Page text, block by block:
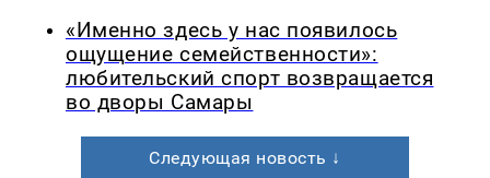
«Именно здесь у нас появилось
ощущение семейственности»:
любительский спорт возвращается
во дворы Самары
Следующая новость ↓